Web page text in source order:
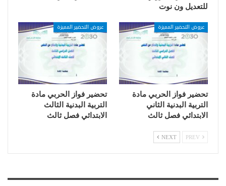
للتعديل ون نوت
عروض التحضير المميزة
تحضير فواز الحربي مادة
التربية البدنية الثاني
الابتدائي فصل ثالث
عروض التحضير المميزة
تحضير فواز الحربي مادة
التربية البدنية الثالث
الابتدائي فصل ثالث
NEXT